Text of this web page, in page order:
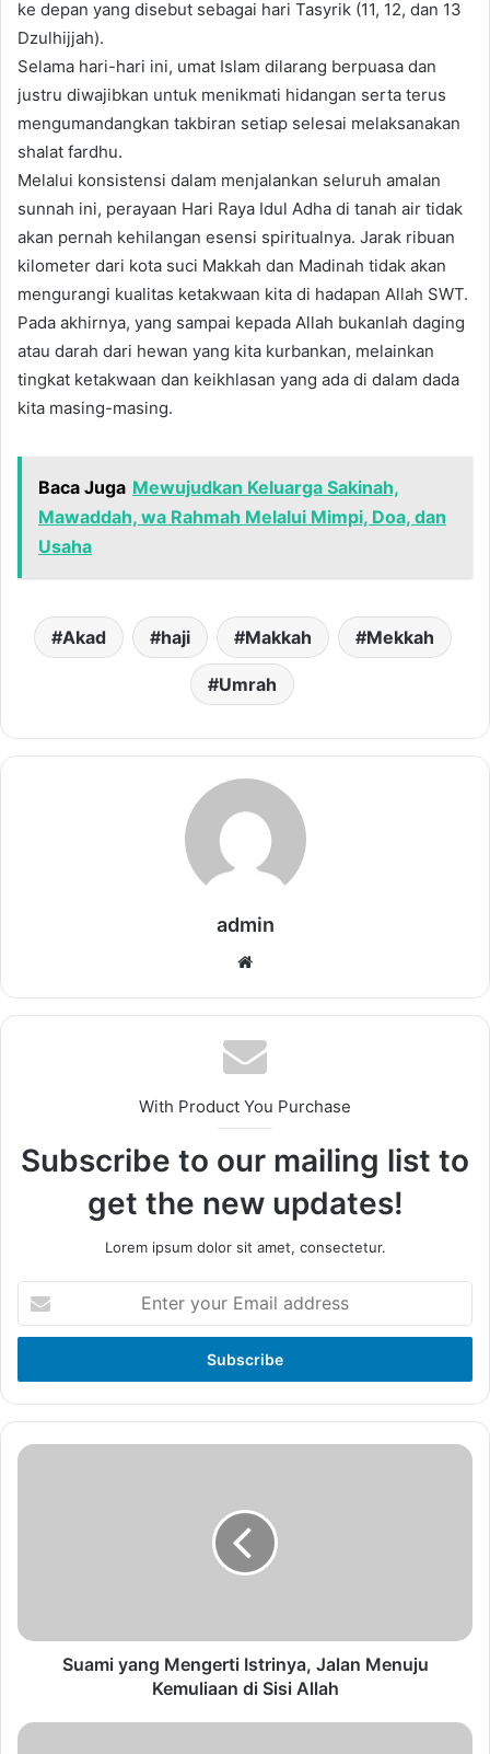
ke depan yang disebut sebagai hari Tasyrik (11, 12, dan 13
Dzulhijjah).
Selama hari-hari ini, umat Islam dilarang berpuasa dan
justru diwajibkan untuk menikmati hidangan serta terus
mengumandangkan takbiran setiap selesai melaksanakan
shalat fardhu.
Melalui konsistensi dalam menjalankan seluruh amalan
sunnah ini, perayaan Hari Raya Idul Adha di tanah air tidak
akan pernah kehilangan esensi spiritualnya. Jarak ribuan
kilometer dari kota suci Makkah dan Madinah tidak akan
mengurangi kualitas ketakwaan kita di hadapan Allah SWT.
Pada akhirnya, yang sampai kepada Allah bukanlah daging
atau darah dari hewan yang kita kurbankan, melainkan
tingkat ketakwaan dan keikhlasan yang ada di dalam dada
kita masing-masing.
Baca Juga Mewujudkan Keluarga Sakinah,
Mawaddah, wa Rahmah Melalui Mimpi, Doa, dan
Usaha
Akad haji Makkah Mekkah
Umrah
admin
With Product You Purchase
Subscribe to our mailing list to
get the new updates!
Lorem ipsum dolor sit amet, consectetur.
your
Email
Suami yang Mengerti Istrinya, Jalan Menuju
Kemuliaan di Sisi Allah